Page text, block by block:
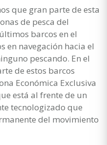
que gran parte de esta
de pesca del
barcos en el
en navegación hacia el
pescando. En el
de estos barcos
Económica Exclusiva
está al frente de un
tecnologizado que
del movimiento